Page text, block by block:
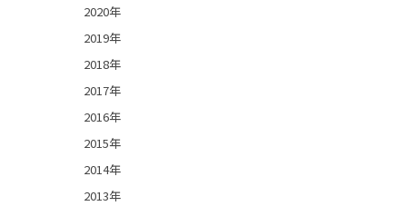
2020年
2019年
2018年
2017年
2016年
2015年
2014年
2013年